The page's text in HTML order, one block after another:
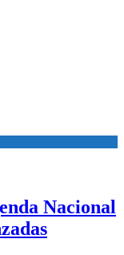
Nacional